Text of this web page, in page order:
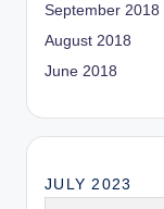
September 2018
August 2018
June 2018
JULY 2023